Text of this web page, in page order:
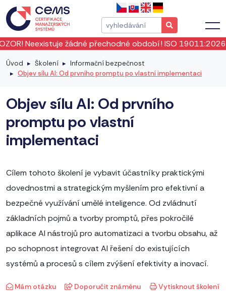
přechodné období! ISO 19011:2026 vstoupila v
Úvod Školení
Informační bezpečnost
Objev sílu AI: Od prvního promptu po vlastní implementaci
Objev sílu AI: Od prvního
promptu po vlastní
implementaci
Cílem tohoto školení je vybavit účastníky praktickými
dovednostmi a strategickým myšlením pro efektivní a
bezpečné využívání umělé inteligence. Od zvládnutí
základních pojmů a tvorby promptů, přes pokročilé
aplikace AI nástrojů pro automatizaci a tvorbu obsahu, až
po schopnost integrovat AI řešení do existujících
systémů a procesů s cílem zvýšení efektivity a inovací.
Mám otázku Doporučit známénu Vytisknout školení